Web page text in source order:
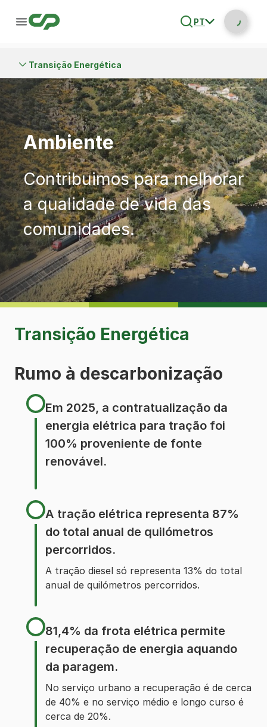
PT
Transição Energética
Ambiente
Contribuimos para melhorar
a qualidade de vida das
comunidades.
Transição Energética
Rumo à descarbonização
Em 2025, a contratualização da
energia elétrica para tração foi
100% proveniente de fonte
renovável.
A tração elétrica representa 87%
do total anual de quilómetros
percorridos.
A tração diesel só representa 13% do total
anual de quilómetros percorridos.
81,4% da frota elétrica permite
recuperação de energia aquando
da paragem.
No serviço urbano a recuperação é de cerca
de 40% e no serviço médio e longo curso é
cerca de 20%.